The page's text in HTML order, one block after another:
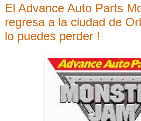
El Advance Auto Parts
regresa a la ciudad de
lo puedes perder !